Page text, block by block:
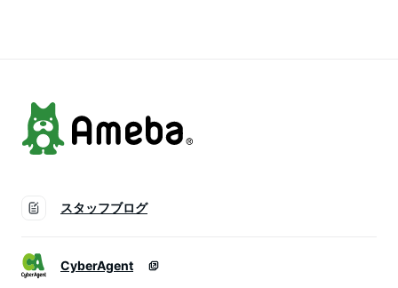
スタッフブログ
CyberAgent